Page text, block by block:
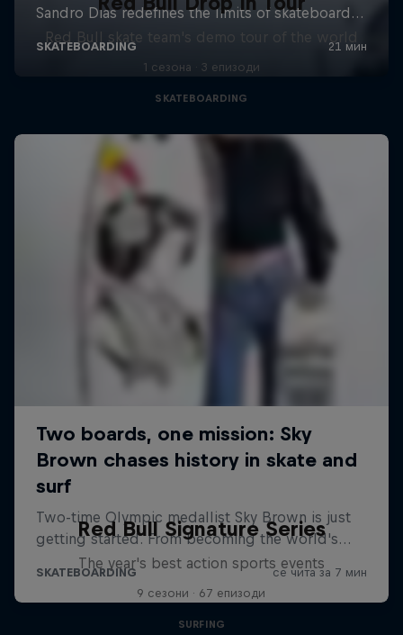
Red Bull skate team's demo tour of the world
1 сезона · 3 епизоди
SKATEBOARDING
Red Bull Signature Series
The year's best action sports events
9 сезони · 67 епизоди
SURFING